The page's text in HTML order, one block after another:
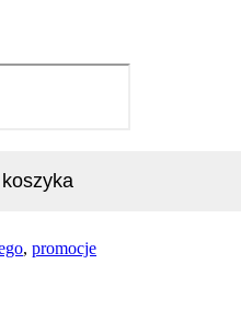
,promocje